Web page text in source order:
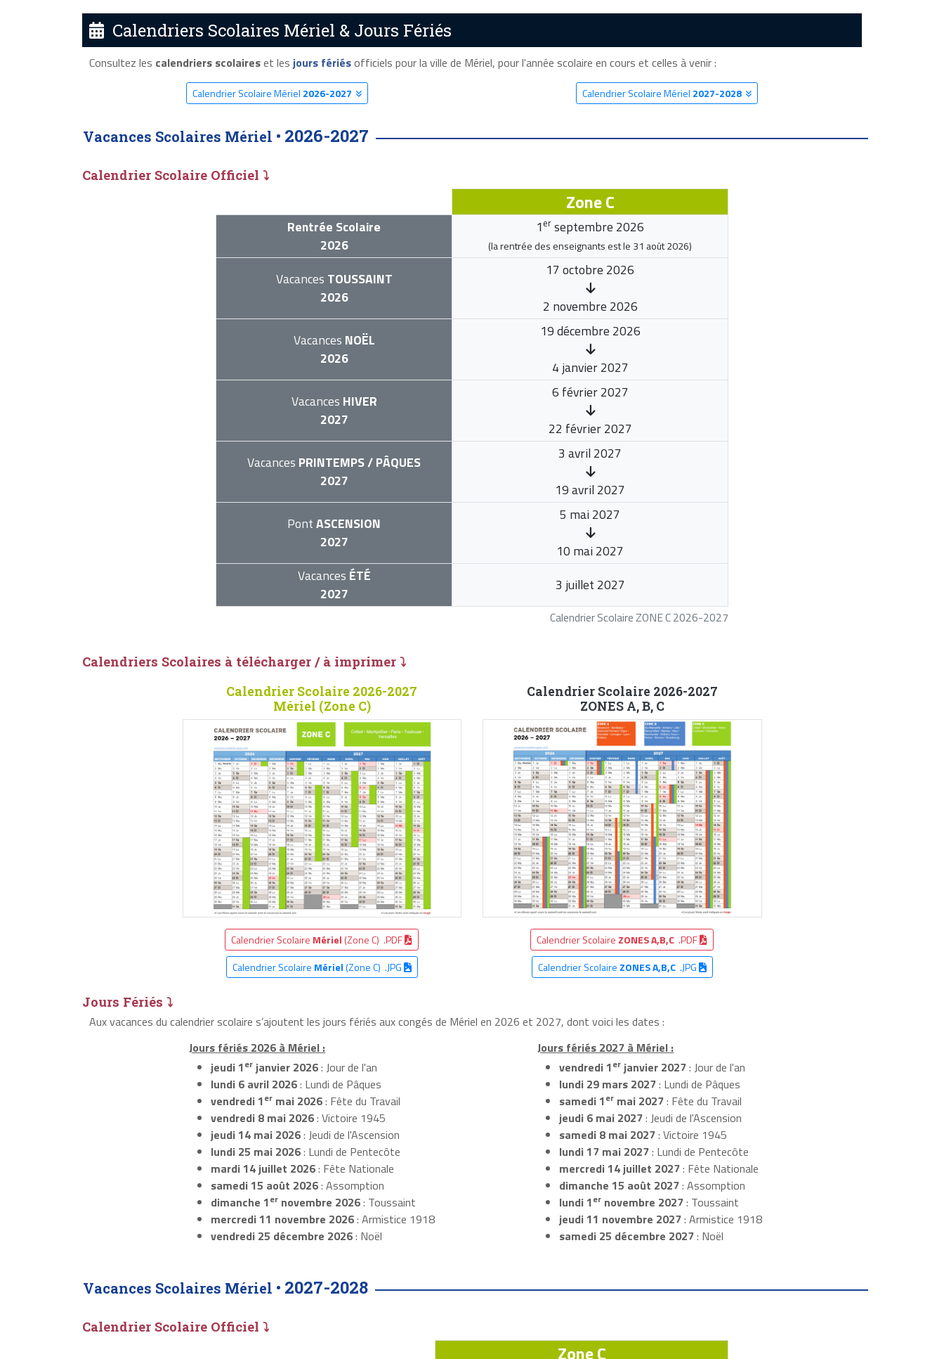
Calendriers Scolaires Mériel & Jours Fériés
Consultez les calendriers scolaireset les jours fériésofficiels pour la ville de Mériel, pour l'année scolaire en cours et celles à venir :
Calendrier Scolaire Mériel 2026-2027 Calendrier Scolaire Mériel 2027-2028
Vacances Scolaires Mériel • 2026-2027
Calendrier Scolaire Officiel ⤵
Calendrier Scolaire ZONE C 2026-2027
Zone C
Rentrée Scolaire
2026
1 er septembre 2026
(la rentrée des enseignants est le 31 août 2026)
Vacances TOUSSAINT
2026
17 octobre 2026
2 novembre 2026
Vacances NOËL
2026
19 décembre 2026
4 janvier 2027
Vacances HIVER
2027
6 février 2027
22 février 2027
Vacances PRINTEMPS / PÂQUES
2027
3 avril 2027
19 avril 2027
PontASCENSION
2027
5 mai 2027
10 mai 2027
Vacances ÉTÉ
2027
3 juillet 2027
Calendriers Scolaires à télécharger / à imprimer ⤵
Calendrier Scolaire 2026-2027
Mériel (Zone C)
Calendrier Scolaire Mériel (Zone C) .PDF
Calendrier Scolaire Mériel(Zone C) .JPG
Calendrier Scolaire 2026-2027
ZONES A, B, C
Calendrier Scolaire ZONES A,B,C .PDF
Calendrier Scolaire ZONES A,B,C.JPG
Jours Fériés ⤵
Aux vacances du calendrier scolaire s’ajoutent les jours fériés aux congés de Mériel en 2026 et 2027, dont voici les dates :
Jours fériés 2026 à Mériel :
jeudi 1erjanvier 2026: Jour de l'an
lundi 6 avril 2026: Lundi de Pâques
vendredi 1ermai 2026: Fête du Travail
vendredi 8 mai 2026: Victoire 1945
jeudi 14 mai 2026: Jeudi de l'Ascension
lundi 25 mai 2026: Lundi de Pentecôte
mardi 14 juillet 2026: Fête Nationale
samedi 15 août 2026: Assomption
dimanche 1ernovembre 2026: Toussaint
mercredi 11 novembre 2026: Armistice 1918
vendredi 25 décembre 2026: Noël
Jours fériés 2027 à Mériel :
vendredi 1erjanvier 2027: Jour de l'an
lundi 29 mars 2027: Lundi de Pâques
samedi 1ermai 2027: Fête du Travail
jeudi 6 mai 2027: Jeudi de l'Ascension
samedi 8 mai 2027: Victoire 1945
lundi 17 mai 2027: Lundi de Pentecôte
mercredi 14 juillet 2027: Fête Nationale
dimanche 15 août 2027: Assomption
lundi 1ernovembre 2027: Toussaint
jeudi 11 novembre 2027: Armistice 1918
samedi 25 décembre 2027: Noël
Vacances Scolaires Mériel • 2027-2028
Calendrier Scolaire Officiel ⤵
Zone C